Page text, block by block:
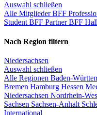
Auswahl schließen
Alle MitgliederBFF
Student BFF PartnerBFF
Nach Region filtern
Niedersachsen
Auswahl schließen
Alle Regionen Baden-
Bremen Hamburg Hessen
Niedersachsen Nordrhein-
Sachsen Sachsen-Anhalt
International